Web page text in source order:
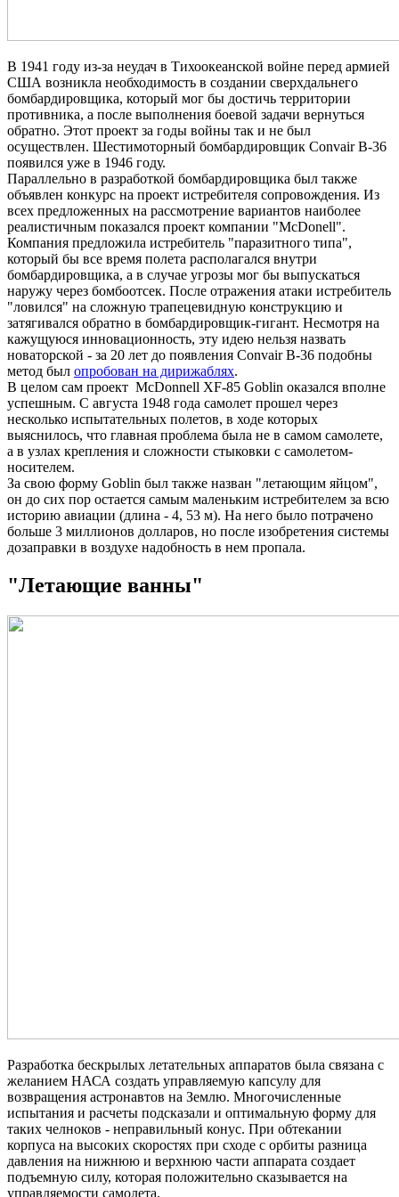
В 1941 году из-за неудач в Тихоокеанской войне перед армией
США возникла необходимость в создании сверхдальнего
бомбардировщика, который мог бы достичь территории
противника, а после выполнения боевой задачи вернуться
обратно. Этот проект за годы войны так и не был
осуществлен. Шестимоторный бомбардировщик Convair B-36
появился уже в 1946 году.
Параллельно в разработкой бомбардировщика был также
объявлен конкурс на проект истребителя сопровождения. Из
всех предложенных на рассмотрение вариантов наиболее
реалистичным показался проект компании "McDonell".
Компания предложила истребитель "паразитного типа",
который бы все время полета располагался внутри
бомбардировщика, а в случае угрозы мог бы выпускаться
наружу через бомбоотсек. После отражения атаки истребитель
"ловился" на сложную трапецевидную конструкцию и
затягивался обратно в бомбардировщик-гигант. Несмотря на
кажущуюся инновационность, эту идею нельзя назвать
новаторской - за 20 лет до появления Convair B-36 подобны
метод был опробован на дирижаблях.
В целом сам проект McDonnell XF-85 Goblin оказался вполне
успешным. С августа 1948 года самолет прошел через
несколько испытательных полетов, в ходе которых
выяснилось, что главная проблема была не в самом самолете,
а в узлах крепления и сложности стыковки с самолетом-
носителем.
За свою форму Goblin был также назван "летающим яйцом",
он до сих пор остается самым маленьким истребителем за всю
историю авиации (длина - 4, 53 м). На него было потрачено
больше 3 миллионов долларов, но после изобретения системы
дозаправки в воздухе надобность в нем пропала.
"Летающие ванны"
Разработка бескрылых летательных аппаратов была связана с
желанием НАСА создать управляемую капсулу для
возвращения астронавтов на Землю. Многочисленные
испытания и расчеты подсказали и оптимальную форму для
таких челноков - неправильный конус. При обтекании
корпуса на высоких скоростях при сходе с орбиты разница
давления на нижнюю и верхнюю части аппарата создает
подъемную силу, которая положительно сказывается на
управляемости самолета.